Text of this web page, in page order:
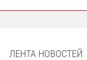
ЛЕНТА НОВОСТЕЙ